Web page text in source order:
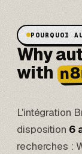
POURQUOI
Why
with
L'intégration
disposition6
recherches :